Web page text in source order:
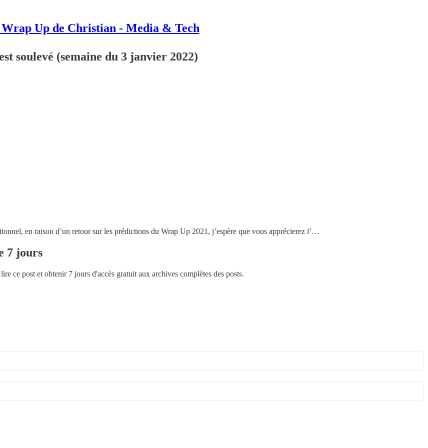
Up de Christian - Media & Tech
soulevé (semaine du 3 janvier 2022)
en raison d’un retour sur les prédictions du Wrap Up 2021, j’espère que vous apprécierez l’…
7 jours
ce post et obtenir 7 jours d'accès gratuit aux archives complètes des posts.